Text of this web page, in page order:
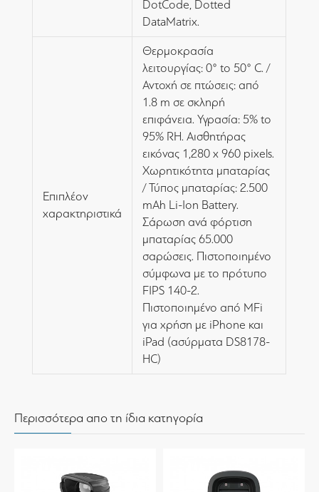
DotCode, Dotted
DataMatrix.
Επιπλέον
χαρακτηριστικά
Θερμοκρασία
λειτουργίας: 0° to 50° C. /
Αντοχή σε πτώσεις: από
1.8 m σε σκληρή
επιφάνεια. Υγρασία: 5% to
95% RH. Αισθητήρας
εικόνας 1,280 x 960 pixels.
Χωρητικότητα μπαταρίας
/ Τύπος μπαταρίας: 2.500
mAh Li-Ion Battery.
Σάρωση ανά φόρτιση
μπαταρίας 65.000
σαρώσεις. Πιστοποιημένο
σύμφωνα με το πρότυπο
FIPS 140-2.
Πιστοποιημένο από MFi
για χρήση με iPhone και
iPad (ασύρματα DS8178-
HC)
Περισσότερα απο τη ίδια κατηγορία